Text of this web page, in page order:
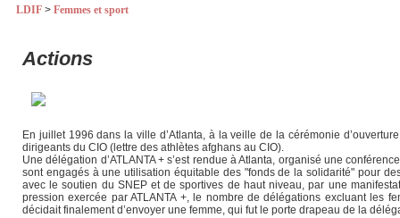
LDIF > Femmes et sport
Actions
En juillet 1996 dans la ville d’Atlanta, à la veille de la cérémonie
dirigeants du CIO (lettre des athlètes afghans au CIO).
Une délégation d’ATLANTA + s’est rendue à Atlanta, organisé une
sont engagés à une utilisation équitable des "fonds de la solidarité" pour
avec le soutien du SNEP et de sportives de haut niveau, par une
pression exercée par ATLANTA +, le nombre de délégations excluant les
décidait finalement d’envoyer une femme, qui fut le porte drapeau de la